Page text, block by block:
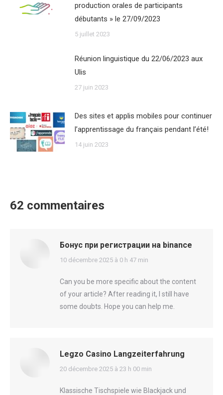
production orales de participants
débutants » le 27/09/2023
5 juillet 2023
Réunion linguistique du 22/06/2023 aux
Ulis
27 juin 2023
Des sites et applis mobiles pour continuer
l’apprentissage du français pendant l’été!
14 juin 2023
62 commentaires
Бонус при регистрации на binance
says:
10 décembre 2025 à 0 h 47 min
Can you be more specific about the content
of your article? After reading it, I still have
some doubts. Hope you can help me.
Legzo Casino Langzeiterfahrung
says:
20 décembre 2025 à 23 h 00 min
Klassische Tischspiele wie Blackjack und